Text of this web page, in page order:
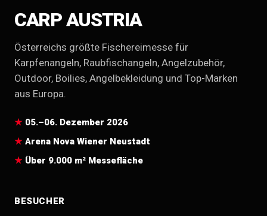
CARP AUSTRIA
Österreichs größte Fischereimesse für
Karpfenangeln, Raubfischangeln, Angelzubehör,
Outdoor, Boilies, Angelbekleidung und Top-Marken
aus Europa.
05.–06. Dezember 2026
Arena Nova Wiener Neustadt
Über 9.000 m² Messefläche
BESUCHER